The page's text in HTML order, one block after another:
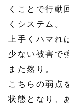
くことで行動
くシステム。
上手くハマ
少ない被害で
また然り。
こちらの弱点
状態となり、